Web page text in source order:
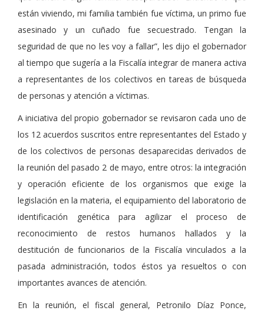
están viviendo, mi familia también fue víctima, un primo fue
asesinado y un cuñado fue secuestrado. Tengan la
seguridad de que no les voy a fallar”, les dijo el gobernador
al tiempo que sugería a la Fiscalía integrar de manera activa
a representantes de los colectivos en tareas de búsqueda
de personas y atención a víctimas.
A iniciativa del propio gobernador se revisaron cada uno de
los 12 acuerdos suscritos entre representantes del Estado y
de los colectivos de personas desaparecidas derivados de
la reunión del pasado 2 de mayo, entre otros: la integración
y operación eficiente de los organismos que exige la
legislación en la materia, el equipamiento del laboratorio de
identificación genética para agilizar el proceso de
reconocimiento de restos humanos hallados y la
destitución de funcionarios de la Fiscalía vinculados a la
pasada administración, todos éstos ya resueltos o con
importantes avances de atención.
En la reunión, el fiscal general, Petronilo Díaz Ponce,